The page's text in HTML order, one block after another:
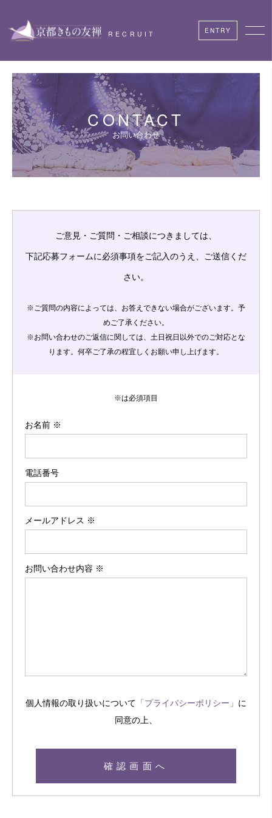
RECRUIT ENTRY
CONTACT
お問い合わせ
ご意見・ご質問・ご相談につきましては、
下記応募フォームに必須事項をご記入のうえ、ご送信くだ
さい。
※ご質問の内容によっては、お答えできない場合がございます。予
めご了承ください。
※お問い合わせのご返信に関しては、土日祝日以外でのご対応とな
ります。何卒ご了承の程宜しくお願い申し上げます。
※は必須項目
お名前 ※
電話番号
メールアドレス ※
お問い合わせ内容 ※
個人情報の取り扱いについて 「プライバシーポリシー」 に
同意の上、